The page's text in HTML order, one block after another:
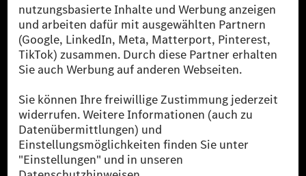
[2] Renewable Charging ist ein integraler Bestandteil von MB.CHARGE
Public in Europa, den USA, Kanada und China. Sofern an der jeweiligen
Ladestation noch kein Strom aus erneuerbaren Energien vorliegt,
verwendet Renewable Charging Grünstromzertifikate*. Diese stellen
sicher, dass für Ladevorgänge über MB.CHARGE Public eine äquivalente
Strommenge aus erneuerbaren Energien ins Stromnetz eingespeist wird.
* Inkl. EKOenergy Ökolabel
* Die angegebenen Werte wurden nach dem vorgeschriebenen
Messverfahren WLTP (Worldwide harmonised Light vehicles Test
Procedure) ermittelt. Die angegebenen Spannweiten beziehen sich auf
den europäischen Markt. Der Energieverbrauch und der CO₂-Ausstoß
eines Pkw sind nicht nur von der effizienten Ausnutzung des Kraftstoffs